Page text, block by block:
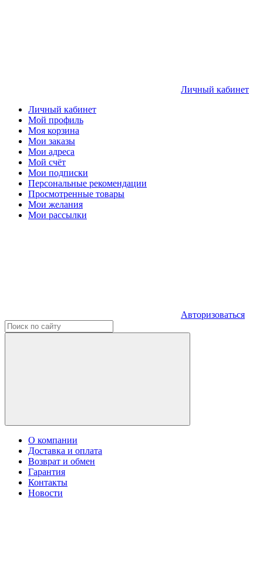
Личный кабинет
Личный кабинет
Мой профиль
Моя корзина
Мои заказы
Мои адреса
Мой счёт
Мои подписки
Персональные рекомендации
Просмотренные товары
Мои желания
Мои рассылки
Авторизоваться
О компании
Доставка и оплата
Возврат и обмен
Гарантия
Контакты
Новости